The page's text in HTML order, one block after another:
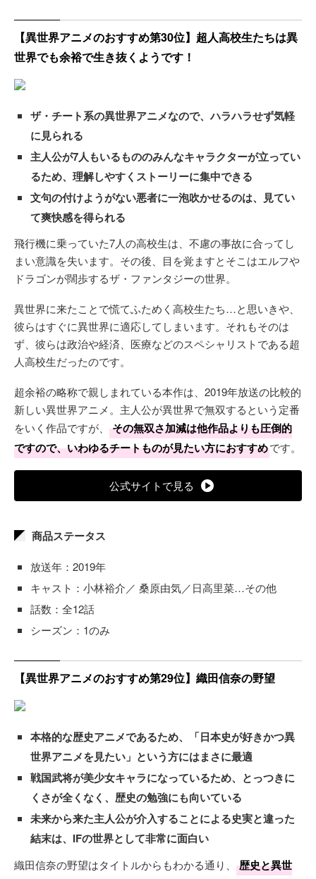
【異世界アニメのおすすめ第30位】超人高校生たちは異
世界でも余裕で生き抜くようです！
ザ・チート系の異世界アニメなので、ハラハラせず気軽
に見られる
主人公が7人もいるもののみんなキャラクターが立ってい
るため、理解しやすくストーリーに集中できる
文句の付けようがない悪者に一泡吹かせるのは、見てい
て爽快感を得られる
飛行機に乗っていた7人の高校生は、不慮の事故に合ってし
まい意識を失います。その後、目を覚ますとそこはエルフや
ドラゴンが闊歩するザ・ファンタジーの世界。
異世界に来たことで慌てふためく高校生たち…と思いきや、
彼らはすぐに異世界に適応してしまいます。それもそのは
ず、彼らは政治や経済、医療などのスペシャリストである超
人高校生だったのです。
超余裕の略称で親しまれている本作は、2019年放送の比較的
新しい異世界アニメ。主人公が異世界で無双するという定番
をいく作品ですが、
その無双さ加減は他作品よりも圧倒的
ですので、いわゆるチートものが見たい方におすすめです。
公式サイトで見る
商品ステータス
放送年：2019年
キャスト：小林裕介／ 桑原由気／日高里菜…その他
話数：全12話
シーズン：1のみ
【異世界アニメのおすすめ第29位】織田信奈の野望
本格的な歴史アニメであるため、「日本史が好きかつ異
世界アニメを見たい」という方にはまさに最適
戦国武将が美少女キャラになっているため、とっつきに
くさが全くなく、歴史の勉強にも向いている
未来から来た主人公が介入することによる史実と違った
結末は、IFの世界として非常に面白い
織田信奈の野望はタイトルからもわかる通り、
歴史と異世